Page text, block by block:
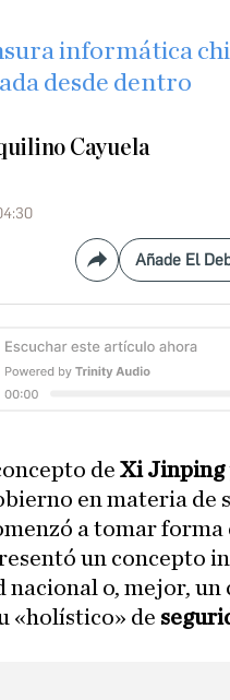
informática
desde dentro
Cayuela
Compartir
Añade El
deXi Jinping
en materia de
a tomar forma
un concepto
nacional o, mejor, un
«holístico» de